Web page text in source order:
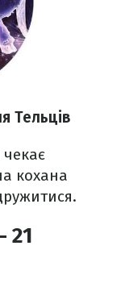
Тельців
чекає
кохана
21